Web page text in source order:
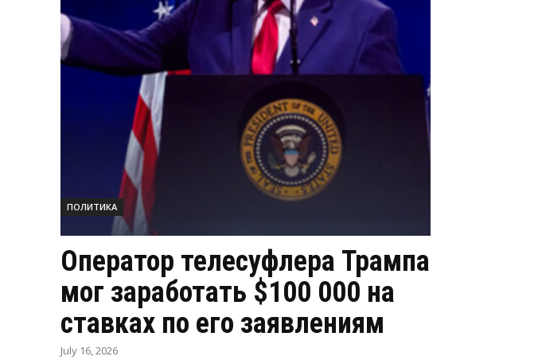
ПОЛИТИКА
Оператор телесуфлера Трампа
мог заработать $100 000 на
ставках по его заявлениям
July 16, 2026